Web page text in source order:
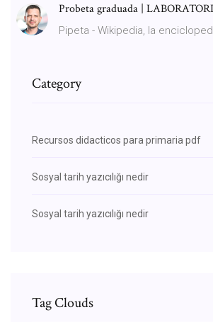
Probeta graduada |
Pipeta - Wikipedia, la
Category
Recursos didacticos para primaria pdf
Sosyal tarih yazıcılığı nedir
Sosyal tarih yazıcılığı nedir
Tag Clouds